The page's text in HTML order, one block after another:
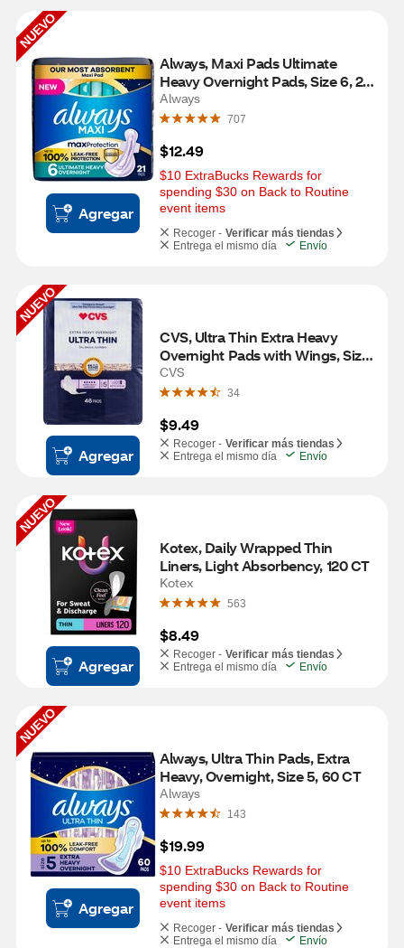
NUEVO
Agregar
Always, Maxi Pads Ultimate
Heavy Overnight Pads, Size 6, 21
CT
Always
707
$12.49
$10 ExtraBucks Rewards for
spending $30 on Back to Routine
event items
Recoger - Verificar más tiendas
Entrega el mismo día
Envío
NUEVO
Agregar
CVS, Ultra Thin Extra Heavy
Overnight Pads with Wings, Size
5, 46 CT
CVS
34
$9.49
Recoger - Verificar más tiendas
Entrega el mismo día
Envío
NUEVO
Agregar
Kotex, Daily Wrapped Thin
Liners, Light Absorbency, 120 CT
Kotex
563
$8.49
Recoger - Verificar más tiendas
Entrega el mismo día
Envío
NUEVO
Agregar
Always, Ultra Thin Pads, Extra
Heavy, Overnight, Size 5, 60 CT
Always
143
$19.99
$10 ExtraBucks Rewards for
spending $30 on Back to Routine
event items
Recoger - Verificar más tiendas
Entrega el mismo día
Envío